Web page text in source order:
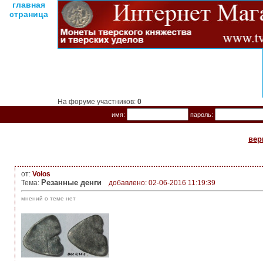
главная
страница
На форуме участников: 0
имя: пароль:
от: Volos
Тема: Резанные денги добавлено: 02-06-2016 11:19:39
мнений о теме нет